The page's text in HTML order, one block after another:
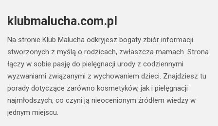
klubmalucha.com.pl
Na stronie Klub Malucha odkryjesz bogaty zbiór informacji
stworzonych z myślą o rodzicach, zwłaszcza mamach. Strona
łączy w sobie pasję do pielęgnacji urody z codziennymi
wyzwaniami związanymi z wychowaniem dzieci. Znajdziesz tu
porady dotyczące zarówno kosmetyków, jak i pielęgnacji
najmłodszych, co czyni ją nieocenionym źródłem wiedzy w
jednym miejscu.